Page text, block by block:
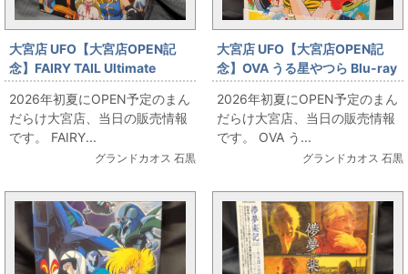
大宮店 UFO【大宮店OPEN記
念】FAIRY TAIL Ultimate
collection 全13巻セット 全巻収
納BOX付き お出しします!!
2026年初夏にOPEN予定のまん
だらけ大宮店、当日の販売情報
です。 FAIRY...
グランドカオス 石黒
大宮店 UFO【大宮店OPEN記
念】OVA うる星やつら Blu-ray
BOX 初回限定生産版 お出ししま
す!!
2026年初夏にOPEN予定のまん
だらけ大宮店、当日の販売情報
です。 OVA う...
グランドカオス 石黒